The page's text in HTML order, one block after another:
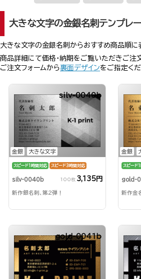
大きな文字の金銀名刺テンプレ
大きな文字の金銀名刺からおすすめ商品順に
商品詳細にて価格・納期をご覧いただきご注
ご注文フォームから裏面デザインをご指定くだ
金銀 大きな文字
silv-0040b
スピード1時間対応 スピード3時間対応
silv-0040b 100枚 3,135円
新作銀名刺、第2弾！
金銀
スピード
gold-
新作金
gold-0041b